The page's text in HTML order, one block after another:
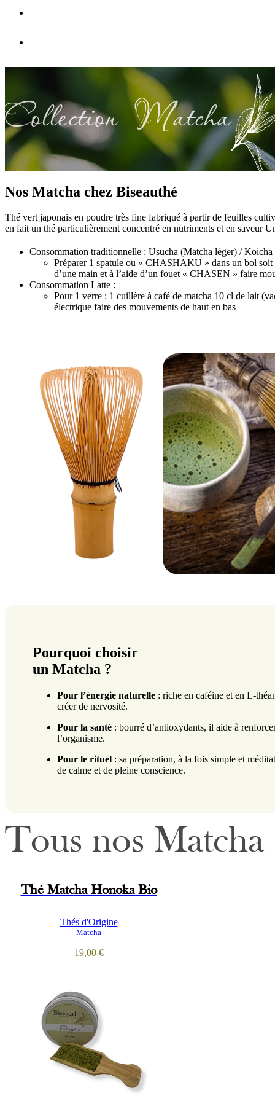
Collection Matcha
Nos Matcha chez Biseauthé
Thé vert japonais en poudre très fine fabriqué à partir de feuilles
en fait un thé particulièrement concentré en nutriments et en saveur
Consommation traditionnelle : Usucha (Matcha léger) / Koicha
Préparer 1 spatule ou « CHASHAKU » dans un bol soit
d’une main et à l’aide d’un fouet « CHASEN » faire
Consommation Latte :
Pour 1 verre : 1 cuillère à café de matcha 10 cl de lait
électrique faire des mouvements de haut en bas
Pourquoi choisir
un Matcha ?
Pour l’énergie naturelle : riche en caféine et en L-
créer de nervosité.
Pour la santé : bourré d’antioxydants, il aide à
l’organisme.
Pour le rituel : sa préparation, à la fois simple et
de calme et de pleine conscience.
Tous nos Matcha
Thé Matcha Honoka Bio
Thés d'Origine
Matcha
19,00 €